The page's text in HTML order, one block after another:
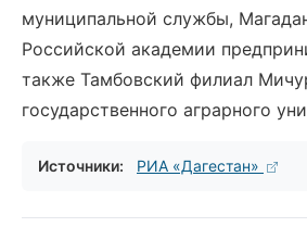
муниципальной службы,
Российской академии
также Тамбовский филиал
государственного аграрного
Источники: РИА «Дагестан»